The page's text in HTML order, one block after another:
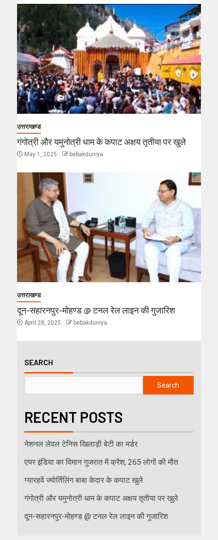
उत्तराखण्ड
गंगोत्री और यमुनोत्री धाम के कपाट अक्षय तृतीया पर खुले
May 1, 2025 bebakduniya
उत्तराखण्ड
दून-सहारनपुर-मोहण्ड @ टनल रेल लाइन की गुजारिश
April 28, 2025 bebakduniya
SEARCH
Search
RECENT POSTS
नेशनल लेवल टेनिस खिलाड़ी बेटी का मर्डर
एयर इंडिया का विमान गुजरात में क्रैश, 265 लोगों की मौत
ग्यारहवें ज्योर्तिलिंग बाबा केदार के कपाट खुले
गंगोत्री और यमुनोत्री धाम के कपाट अक्षय तृतीया पर खुले
दून-सहारनपुर-मोहण्ड @ टनल रेल लाइन की गुजारिश